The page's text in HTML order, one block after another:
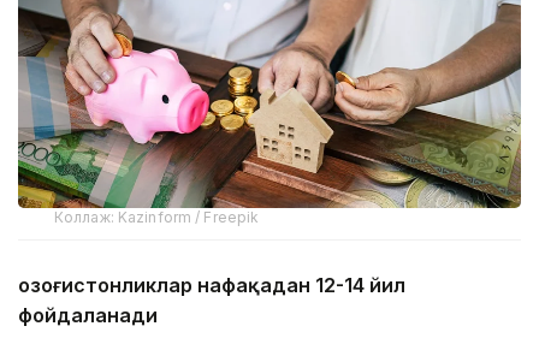
Коллаж: Kazinform / Freepik
Қозоғистонликлар нафақадан 12-14 йил
фойдаланади